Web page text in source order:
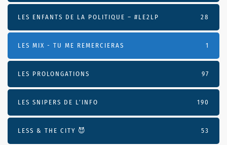
LES ENFANTS DE LA POLITIQUE – #LE2LP 28
LES MIX - TU ME REMERCIERAS 1
LES PROLONGATIONS 97
LES SNIPERS DE L’INFO 190
LESS & THE CITY 😈 53